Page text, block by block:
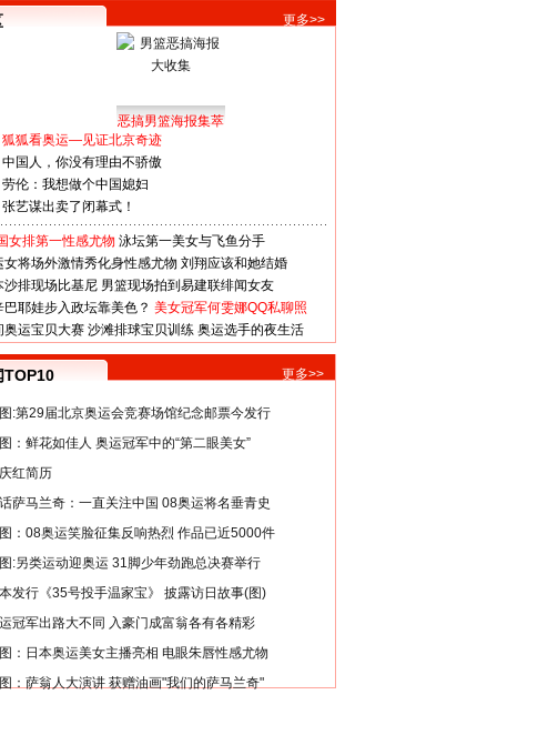
更多>>
恶搞男篮海报集萃
狐狐看奥运—见证北京奇迹
中国人，你没有理由不骄傲
劳伦：我想做个中国媳妇
张艺谋出卖了闭幕式！
女排第一性感尤物 泳坛第一美女与飞鱼分手
女将场外激情秀化身性感尤物 刘翔应该和她结婚
沙排现场比基尼 男篮现场拍到易建联绯闻女友
巴耶娃步入政坛靠美色？ 美女冠军何雯娜QQ私聊照
奥运宝贝大赛 沙滩排球宝贝训练 奥运选手的夜生活
TOP10 更多>>
:第29届北京奥运会竞赛场馆纪念邮票今发行
：鲜花如佳人 奥运冠军中的“第二眼美女”
红简历
萨马兰奇：一直关注中国 08奥运将名垂青史
：08奥运笑脸征集反响热烈 作品已近5000件
:另类运动迎奥运 31脚少年劲跑总决赛举行
发行《35号投手温家宝》 披露访日故事(图)
冠军出路大不同 入豪门成富翁各有各精彩
：日本奥运美女主播亮相 电眼朱唇性感尤物
：萨翁人大演讲 获赠油画"我们的萨马兰奇"